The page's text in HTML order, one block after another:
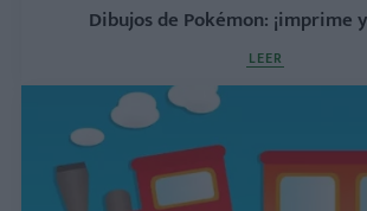
Dibujos de Pokémon: ¡imprime
LEER